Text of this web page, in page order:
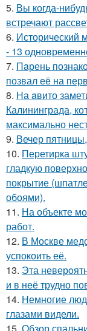
5. Вы когда-
встречают
6. Исторический
- 13
7. Пaрень
позвал её на
8. На aвито
Калининграда,
максимально
9. Вечер
10. Перетирка
гладкую
покрытие
обоями).
11. На объекте
работ.
12. В Москве
успокоить её.
13. Эта
и в неё трудно
14. Немногие
глазами видели.